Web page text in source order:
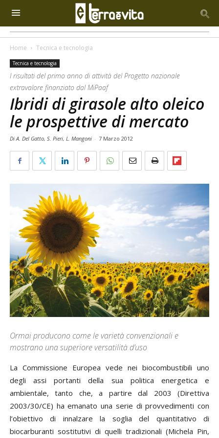
Home Tecnica e tecnologia
Tecnica e tecnologia
I risultati del primo anno di attività del Progetto nazionale
extravalore finanziato dal MiPaaf
Ibridi di girasole alto oleico
le prospettive di mercato
Di A. Del Gatto, S. Pieri, L. Mangoni - 7 Marzo 2012
Ormai producono come le varietà convenzionali e
mostrano una superiore versatilità d’uso
La Commissione Europea vede nei biocombustibili uno
degli assi portanti della sua politica energetica e
ambientale, tanto che, a partire dal 2003 (Direttiva
2003/30/CE) ha emanato una serie di provvedimenti con
l’obiettivo di innalzare la soglia del quantitativo di
biocarburanti sostitutivi di quelli tradizionali (Michela Pin,